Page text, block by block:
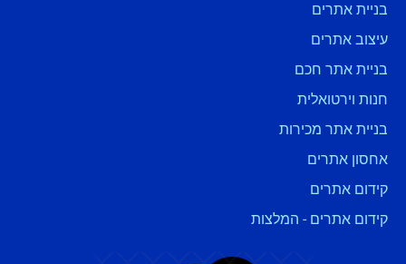
בניית אתרים
עיצוב אתרים
בניית אתר חכם
חנות וירטואלית
בניית אתר מכירות
אחסון אתרים
קידום אתרים
קידום אתרים - המלצות